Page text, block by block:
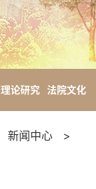
理论研究 法院文化
新闻中心 >